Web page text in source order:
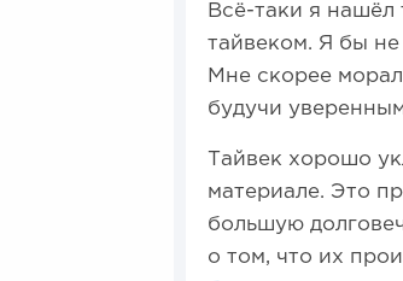
Всё-таки я нашёл
тайвеком. Я бы не
Мне скорее
будучи
Тайвек хорошо
материале. Это
большую
о том, что их